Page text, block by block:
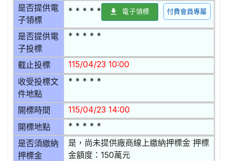
是否提供電
子領標
* * * * * 電子領標 付費會員專屬
是否提供電
子投標
* * * * *
截止投標 115/04/23 10:00
收受投標文
件地點
* * * * *
開標時間 115/04/23 14:00
開標地點 * * * * *
是否須繳納
押標金
是，尚未提供廠商線上繳納押標金 押標
金額度：150萬元